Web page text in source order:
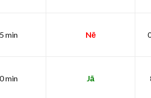
min Nē
min Jā